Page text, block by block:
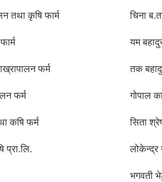
तथा कृषि फार्म चिना
यम
फर्म तक
फर्म गोपाल
कषि फर्म सिता
प्रा.लि.
भगवती